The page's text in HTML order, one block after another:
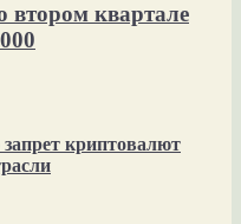
втором квартале
криптовалют